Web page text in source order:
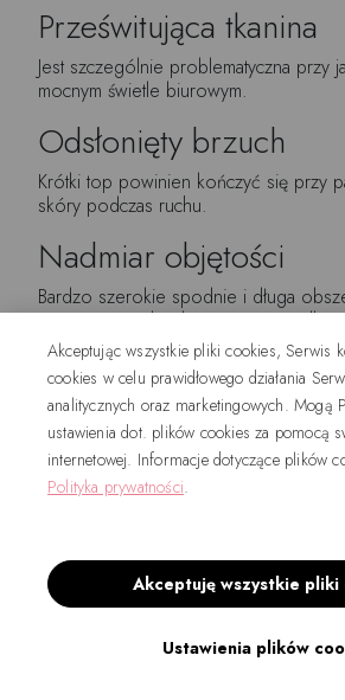
Akceptując wszystkie pliki cookies, Serwis
cookies w celu prawidłowego działania
analitycznych oraz marketingowych. Mogą
ustawienia dot. plików cookies za pomocą
internetowej. Informacje dotyczące plików
Polityka prywatności.
Ustawienia plików
Akceptuję wszystkie pliki
Prześwitująca tkanina
Jest szczególnie problematyczna przy
mocnym świetle biurowym.
Odsłonięty brzuch
Krótki top powinien kończyć się przy
skóry podczas ruchu.
Nadmiar objętości
Bardzo szerokie spodnie i długa
sprawić, że sylwetka straci
Otwierające się
Wskazują na złe dopasowanie w
nieodpowiedni rozmiar.
Zbyt casualowe dodatki
Jak zbudować biurową